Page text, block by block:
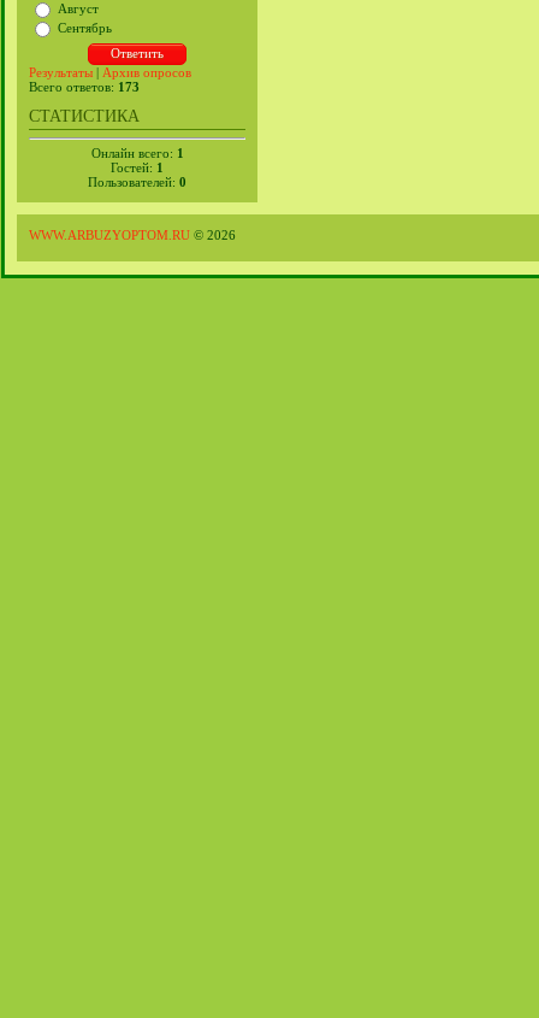
Август
Сентябрь
Результаты | Архив опросов
Всего ответов: 173
СТАТИСТИКА
Онлайн всего: 1
Гостей: 1
Пользователей: 0
WWW.ARBUZYOPTOM.RU © 2026